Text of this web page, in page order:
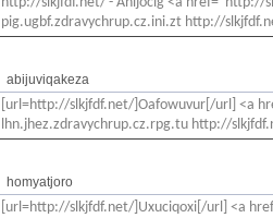
pig.ugbf.zdravychrup.cz.ini.zt http://
abijuviqakeza
[url=http://slkjfdf.net/]Oafowuvur[/url] <a
lhn.jhez.zdravychrup.cz.rpg.tu http://
homyatjoro
[url=http://slkjfdf.net/]Uxuciqoxi[/url] <a